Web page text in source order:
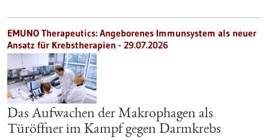
EMUNO Therapeutics: Angeborenes Immunsystem als neuer
Ansatz für Krebstherapien - 29.07.2026
Das Aufwachen der Makrophagen als
Türöffner im Kampf gegen Darmkrebs